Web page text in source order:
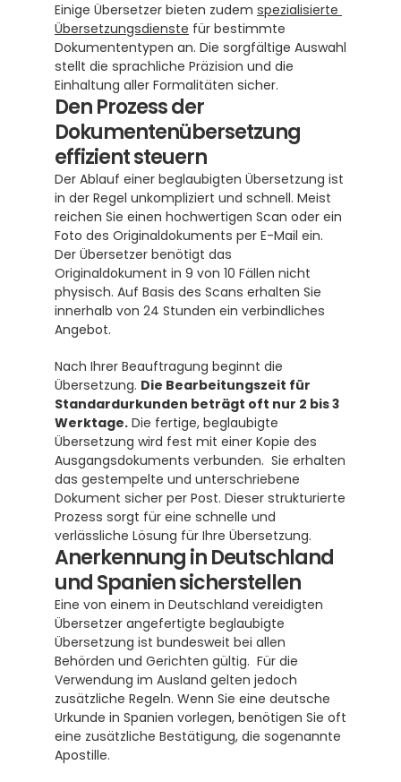
Einige Übersetzer bieten zudem spezialisierte
Übersetzungsdienste für bestimmte
Dokumententypen an. Die sorgfältige Auswahl
stellt die sprachliche Präzision und die
Einhaltung aller Formalitäten sicher.
Den Prozess der
Dokumentenübersetzung
effizient steuern
Der Ablauf einer beglaubigten Übersetzung ist
in der Regel unkompliziert und schnell. Meist
reichen Sie einen hochwertigen Scan oder ein
Foto des Originaldokuments per E-Mail ein.
Der Übersetzer benötigt das
Originaldokument in 9 von 10 Fällen nicht
physisch. Auf Basis des Scans erhalten Sie
innerhalb von 24 Stunden ein verbindliches
Angebot.
Nach Ihrer Beauftragung beginnt die
Übersetzung. Die Bearbeitungszeit für
Standardurkunden beträgt oft nur 2 bis 3
Werktage. Die fertige, beglaubigte
Übersetzung wird fest mit einer Kopie des
Ausgangsdokuments verbunden.  Sie erhalten
das gestempelte und unterschriebene
Dokument sicher per Post. Dieser strukturierte
Prozess sorgt für eine schnelle und
verlässliche Lösung für Ihre Übersetzung.
Anerkennung in Deutschland
und Spanien sicherstellen
Eine von einem in Deutschland vereidigten
Übersetzer angefertigte beglaubigte
Übersetzung ist bundesweit bei allen
Behörden und Gerichten gültig.  Für die
Verwendung im Ausland gelten jedoch
zusätzliche Regeln. Wenn Sie eine deutsche
Urkunde in Spanien vorlegen, benötigen Sie oft
eine zusätzliche Bestätigung, die sogenannte
Apostille.